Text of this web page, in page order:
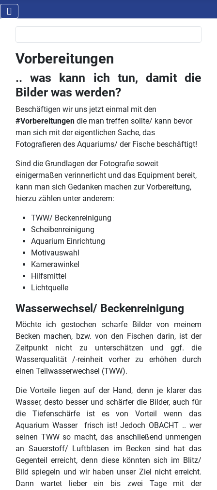
Vorbereitungen
.. was kann ich tun, damit die
Bilder was werden?
Beschäftigen wir uns jetzt einmal mit den
#Vorbereitungen die man treffen sollte/ kann bevor
man sich mit der eigentlichen Sache, das
Fotografieren des Aquariums/ der Fische beschäftigt!
Sind die Grundlagen der Fotografie soweit
einigermaßen verinnerlicht und das Equipment bereit,
kann man sich Gedanken machen zur Vorbereitung,
hierzu zählen unter anderem:
TWW/ Beckenreinigung
Scheibenreinigung
Aquarium Einrichtung
Motivauswahl
Kamerawinkel
Hilfsmittel
Lichtquelle
Wasserwechsel/ Beckenreinigung
Möchte ich gestochen scharfe Bilder von meinem
Becken machen, bzw. von den Fischen darin, ist der
Zeitpunkt nicht zu unterschätzen und ggf. die
Wasserqualität /-reinheit vorher zu erhöhen durch
einen Teilwasserwechsel (TWW).
Die Vorteile liegen auf der Hand, denn je klarer das
Wasser, desto besser und schärfer die Bilder, auch für
die Tiefenschärfe ist es von Vorteil wenn das
Aquarium Wasser frisch ist! Jedoch OBACHT .. wer
seinen TWW so macht, das anschließend unmengen
an Sauerstoff/ Luftblasen im Becken sind hat das
Gegenteil erreicht, denn diese könnten sich im Blitz/
Bild spiegeln und wir haben unser Ziel nicht erreicht.
Dann wartet lieber ein bis zwei Tage mit der